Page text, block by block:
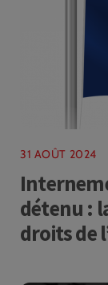
31 AOÛT 2024
détenu :
droits de